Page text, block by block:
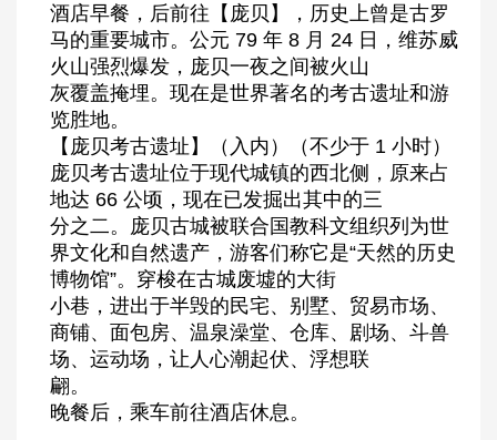
酒店早餐，后前往【庞贝】，历史上曾是古罗
马的重要城市。公元 79 年 8 月 24 日，维苏威
火山强烈爆发，庞贝一夜之间被火山
灰覆盖掩埋。现在是世界著名的考古遗址和游
览胜地。
【庞贝考古遗址】（入内）（不少于 1 小时）
庞贝考古遗址位于现代城镇的西北侧，原来占
地达 66 公顷，现在已发掘出其中的三
分之二。庞贝古城被联合国教科文组织列为世
界文化和自然遗产，游客们称它是“天然的历史
博物馆”。穿梭在古城废墟的大街
小巷，进出于半毁的民宅、别墅、贸易市场、
商铺、面包房、温泉澡堂、仓库、剧场、斗兽
场、运动场，让人心潮起伏、浮想联
翩。
晚餐后，乘车前往酒店休息。